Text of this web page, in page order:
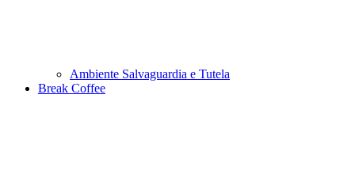
Ambiente Salvaguardia e Tutela
Break Coffee